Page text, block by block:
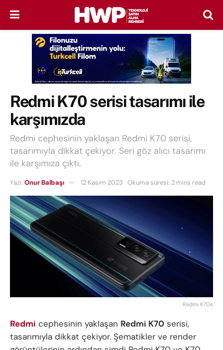
Redmi K70 serisi tasarımı ile
karşımızda
Redmi cephesinin yaklaşan Redmi K70 serisi,
tasarımıyla dikkat çekiyor. Seri göz alıcı tasarımı
ile karşımıza çıktı.
Yazı: Onur Balbaşı 12 Kasım 2023 Okuma süresi: 2 mins read
Redmi K70e
Redmi cephesinin yaklaşan Redmi K70 serisi,
tasarımıyla dikkat çekiyor. Şematikler ve render